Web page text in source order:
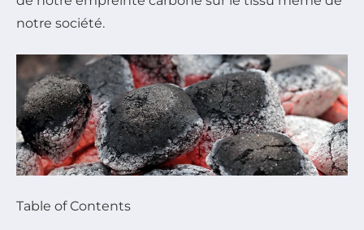
notre société.
Table of Contents